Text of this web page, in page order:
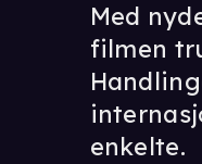
Med
filmen
enkelte.